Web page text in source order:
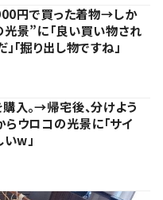
円で買った着物→しか
景”に「良い買い物され
「掘り出し物ですね」
入。→帰宅後、分けよう
ウロコの光景に「サイ
w」